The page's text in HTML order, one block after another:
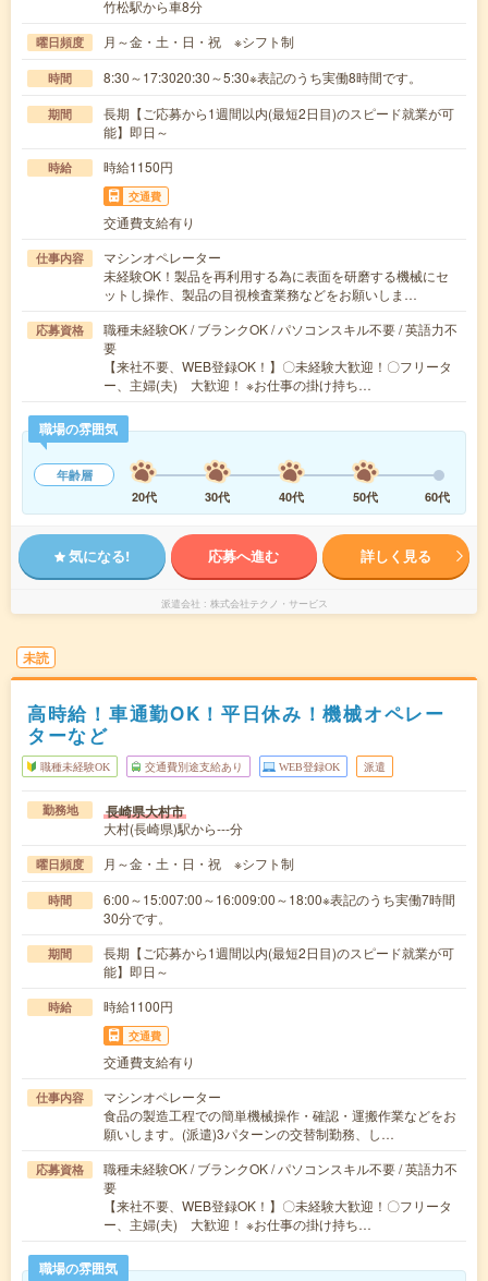
竹松駅から車8分
曜日頻度 月～金・土・日・祝 ※シフト制
時間 8:30～17:3020:30～5:30※表記のうち実働8時間です。
期間
長期【ご応募から1週間以内(最短2日目)のスピード就業が可
能】即日～
時給 時給1150円
交通費
交通費支給有り
仕事内容
マシンオペレーター
未経験OK！製品を再利用する為に表面を研磨する機械にセ
ットし操作、製品の目視検査業務などをお願いしま…
応募資格
職種未経験OK / ブランクOK / パソコンスキル不要 / 英語力不
要
【来社不要、WEB登録OK！】〇未経験大歓迎！〇フリータ
ー、主婦(夫) 大歓迎！ ※お仕事の掛け持ち…
職場の雰囲気
年齢層
20代
30代 40代 50代 60代
気になる! 応募へ進む 詳しく見る
派遣会社 株式会社テクノ・サービス
未読
高時給！車通勤OK！平日休み！機械オペレー
ターなど
職種未経験OK 交通費別途支給あり WEB登録OK 派遣
勤務地 長崎県大村市
大村(長崎県)駅から---分
曜日頻度 月～金・土・日・祝 ※シフト制
時間
6:00～15:007:00～16:009:00～18:00※表記のうち実働7時間
30分です。
期間
長期【ご応募から1週間以内(最短2日目)のスピード就業が可
能】即日～
時給 時給1100円
交通費
交通費支給有り
仕事内容
マシンオペレーター
食品の製造工程での簡単機械操作・確認・運搬作業などをお
願いします。(派遣)3パターンの交替制勤務、し…
応募資格
職種未経験OK / ブランクOK / パソコンスキル不要 / 英語力不
要
【来社不要、WEB登録OK！】〇未経験大歓迎！〇フリータ
ー、主婦(夫) 大歓迎！ ※お仕事の掛け持ち…
職場の雰囲気